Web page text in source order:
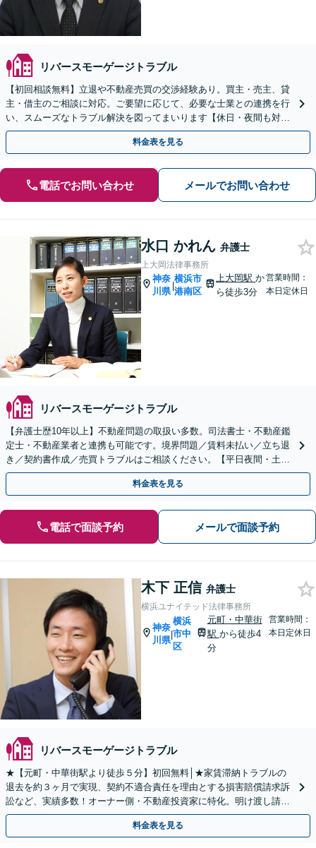
リバースモーゲージトラブル
【初回相談無料】立退や不動産売買の交渉経験あり。買主・売主、貸
主・借主のご相談に対応。ご要望に応じて、必要な士業との連携を行
い、スムーズなトラブル解決を図ってまいります【休日・夜間も対
応】【顧問契約可】【日本大通り駅3分】
料金表を見る
電話でお問い合わせ メールでお問い合わせ
水口 かれん 弁護士
上大岡法律事務所
神奈
川県
|
横浜市
港南区
上大岡駅か
ら徒歩3分
営業時間：
本日定休日
リバースモーゲージトラブル
【弁護士歴10年以上】不動産問題の取扱い多数。司法書士・不動産鑑
定士・不動産業者と連携も可能です。境界問題／賃料未払い／立ち退
き／契約書作成／売買トラブルはご相談ください。【平日夜間・土日
祝相談可】【上大岡駅直結】
料金表を見る
電話で面談予約 メールで面談予約
木下 正信 弁護士
横浜ユナイテッド法律事務所
神奈
川県
|
横浜
市中
区
元町・中華街
駅 から徒歩4
分
営業時間：
本日定休日
リバースモーゲージトラブル
★【元町・中華街駅より徒歩５分】初回無料│★家賃滞納トラブルの
退去を約３ヶ月で実現、契約不適合責任を理由とする損害賠償請求訴
訟など、実績多数！オーナー側・不動産投資家に特化。明け渡し請
求、損害賠償請求、契約書のリーガルチェック。
料金表を見る